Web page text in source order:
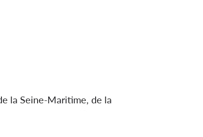
la Seine-Maritime, de la